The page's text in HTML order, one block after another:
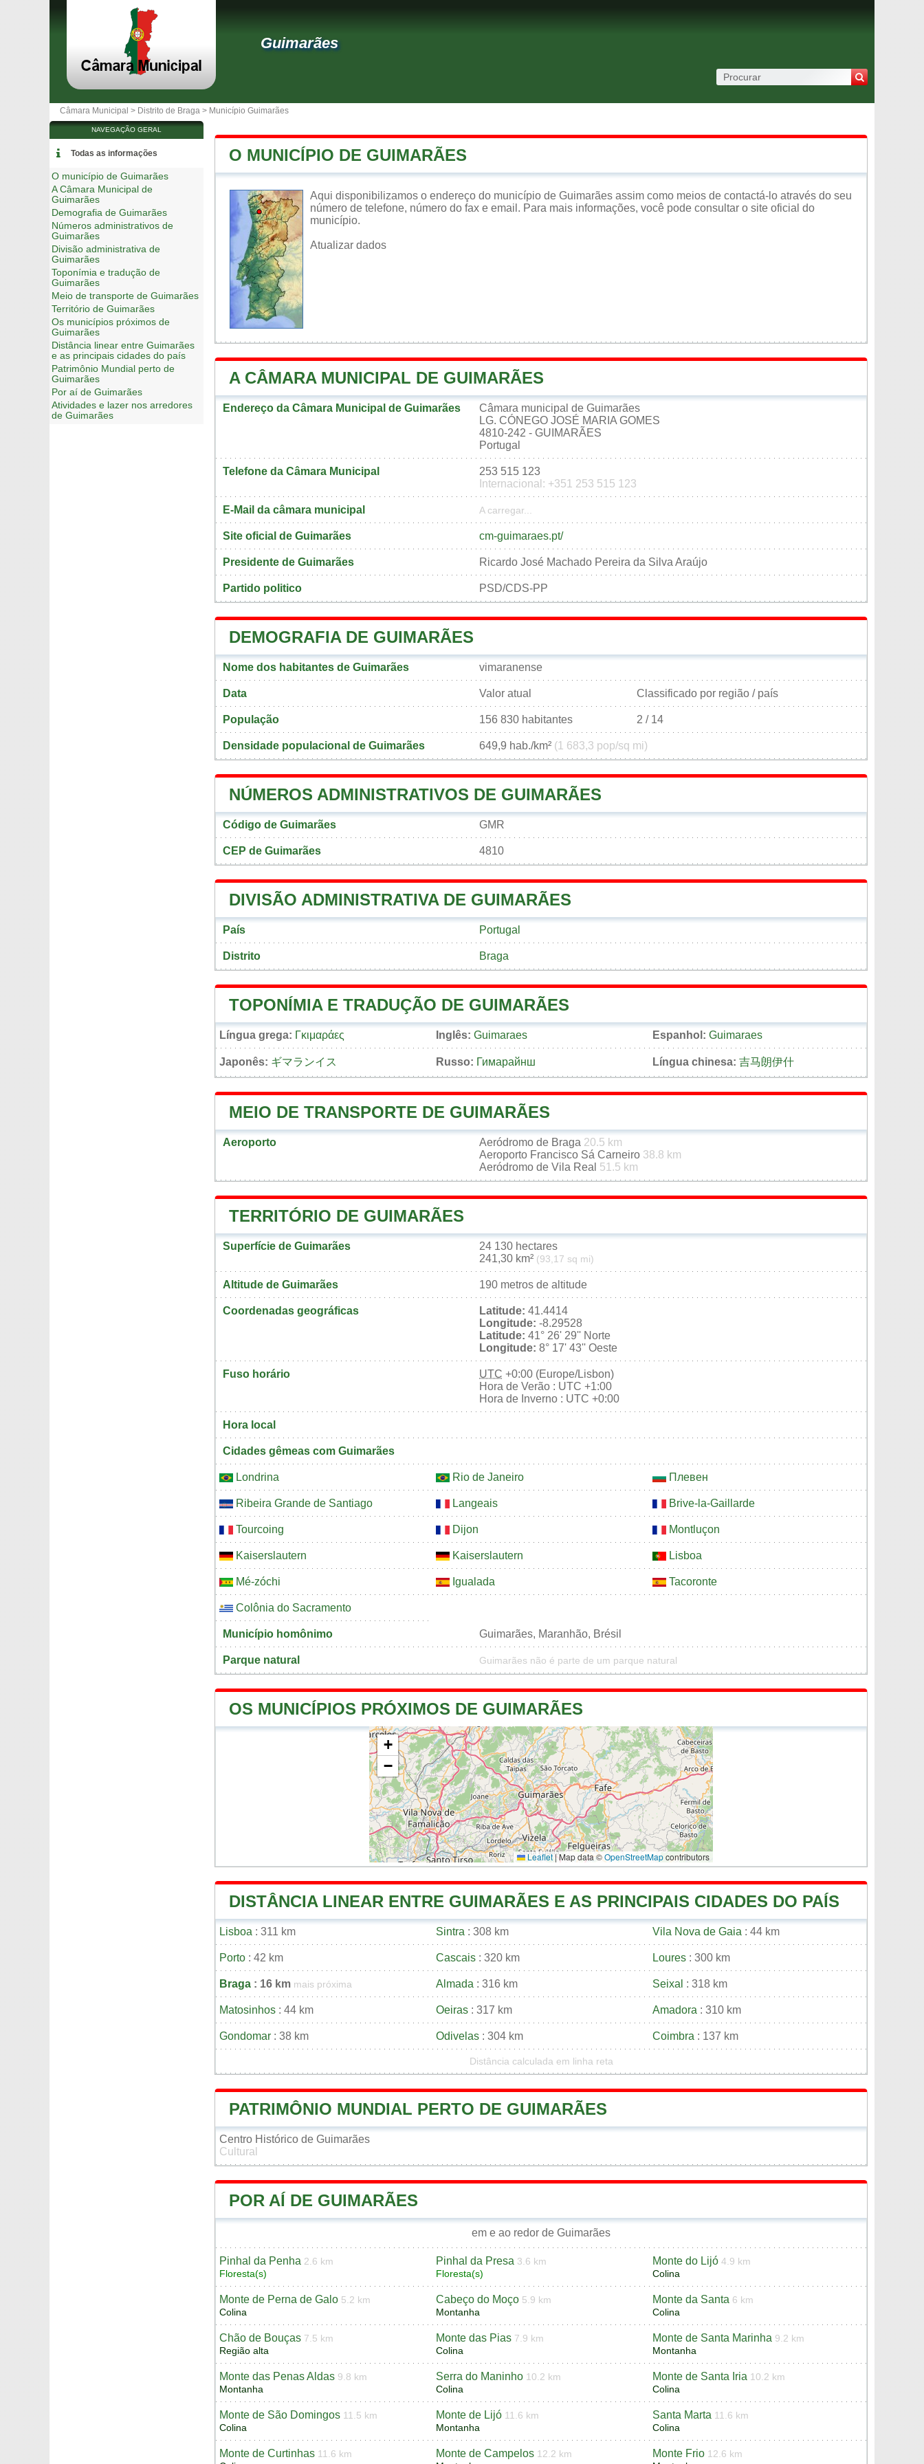
Guimarães
Câmara Municipal > Distrito de Braga > Município Guimarães
O MUNICÍPIO DE GUIMARÃES
Aqui disponibilizamos o endereço do município de Guimarães assim como meios de contactá-lo através do seu
número de telefone, número do fax e email. Para mais informações, você pode consultar o site oficial do
município.
Atualizar dados
A CÂMARA MUNICIPAL DE GUIMARÃES
Endereço da Câmara Municipal de Guimarães
Câmara municipal de Guimarães
LG. CÓNEGO JOSÉ MARIA GOMES
4810-242 - GUIMARÃES
Portugal
Telefone da Câmara Municipal
253 515 123
Internacional: +351 253 515 123
E-Mail da câmara municipal A carregar...
Site oficial de Guimarães cm-guimaraes.pt/
Presidente de Guimarães Ricardo José Machado Pereira da Silva Araújo
Partido politico PSD/CDS-PP
DEMOGRAFIA DE GUIMARÃES
Nome dos habitantes de Guimarães vimaranense
Data Valor atual Classificado por região / país
População 156 830 habitantes 2 / 14
Densidade populacional de Guimarães 649,9 hab./km² (1 683,3 pop/sq mi)
NÚMEROS ADMINISTRATIVOS DE GUIMARÃES
Código de Guimarães GMR
CEP de Guimarães 4810
DIVISÃO ADMINISTRATIVA DE GUIMARÃES
País Portugal
Distrito Braga
TOPONÍMIA E TRADUÇÃO DE GUIMARÃES
Língua grega: Γκιμαράες Inglês: Guimaraes Espanhol: Guimaraes
Japonês: ギマランイス Russo: Гимарайнш Língua chinesa: 吉马朗伊什
MEIO DE TRANSPORTE DE GUIMARÃES
Aeroporto Aeródromo de Braga 20.5 km
Aeroporto Francisco Sá Carneiro 38.8 km
Aeródromo de Vila Real 51.5 km
TERRITÓRIO DE GUIMARÃES
Superfície de Guimarães
24 130 hectares
241,30 km² (93,17 sq mi)
Altitude de Guimarães 190 metros de altitude
Coordenadas geográficas Latitude: 41.4414
Longitude: -8.29528
Latitude: 41° 26' 29'' Norte
Longitude: 8° 17' 43'' Oeste
Fuso horário UTC +0:00 (Europe/Lisbon)
Hora de Verão : UTC +1:00
Hora de Inverno : UTC +0:00
Hora local
Cidades gêmeas com Guimarães
Londrina Rio de Janeiro Плевен
Ribeira Grande de Santiago Langeais Brive-la-Gaillarde
Tourcoing Dijon Montluçon
Kaiserslautern Kaiserslautern Lisboa
Mé-zóchi Igualada Tacoronte
Colônia do Sacramento
Município homônimo Guimarães, Maranhão, Brésil
Parque natural Guimarães não é parte de um parque natural
OS MUNICÍPIOS PRÓXIMOS DE GUIMARÃES
+
−
Leaflet|Map data ©OpenStreetMapcontributors
DISTÂNCIA LINEAR ENTRE GUIMARÃES E AS PRINCIPAIS CIDADES DO PAÍS
Lisboa : 311 km Sintra : 308 km Vila Nova de Gaia : 44 km
Porto : 42 km Cascais : 320 km Loures : 300 km
Braga : 16 km mais próxima Almada : 316 km Seixal : 318 km
Matosinhos : 44 km Oeiras : 317 km Amadora : 310 km
Gondomar : 38 km Odivelas : 304 km Coimbra : 137 km
Distância calculada em linha reta
PATRIMÔNIO MUNDIAL PERTO DE GUIMARÃES
Centro Histórico de Guimarães
Cultural
POR AÍ DE GUIMARÃES
em e ao redor de Guimarães
Pinhal da Penha 2.6 km
Floresta(s)
Pinhal da Presa 3.6 km
Floresta(s)
Monte do Lijó 4.9 km
Colina
Monte de Perna de Galo 5.2 km
Colina
Cabeço do Moço 5.9 km
Montanha
Monte da Santa 6 km
Colina
Chão de Bouças 7.5 km
Região alta
Monte das Pias 7.9 km
Colina
Monte de Santa Marinha 9.2 km
Montanha
Monte das Penas Aldas 9.8 km
Montanha
Serra do Maninho 10.2 km
Colina
Monte de Santa Iria 10.2 km
Colina
Monte de São Domingos 11.5 km
Colina
Monte de Lijó 11.6 km
Montanha
Santa Marta 11.6 km
Colina
Monte de Curtinhas 11.6 km
Monte de Campelos 12.2 km
Monte Frio 12.6 km
NAVEGAÇÃO GERAL
Todas as informações
O município de Guimarães
A Câmara Municipal de
Guimarães
Demografia de Guimarães
Números administrativos de
Guimarães
Divisão administrativa de
Guimarães
Toponímia e tradução de
Guimarães
Meio de transporte de Guimarães
Território de Guimarães
Os municípios próximos de
Guimarães
Distância linear entre Guimarães
e as principais cidades do país
Patrimônio Mundial perto de
Guimarães
Por aí de Guimarães
Atividades e lazer nos arredores
de Guimarães